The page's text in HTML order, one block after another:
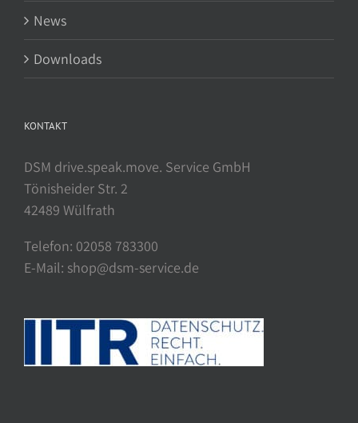
News
Downloads
KONTAKT
DSM drive.speak.move. Service GmbH
Tönisheider Str. 2
42489 Wülfrath
Telefon: 02058 783300
E-Mail: shop@dsm-service.de